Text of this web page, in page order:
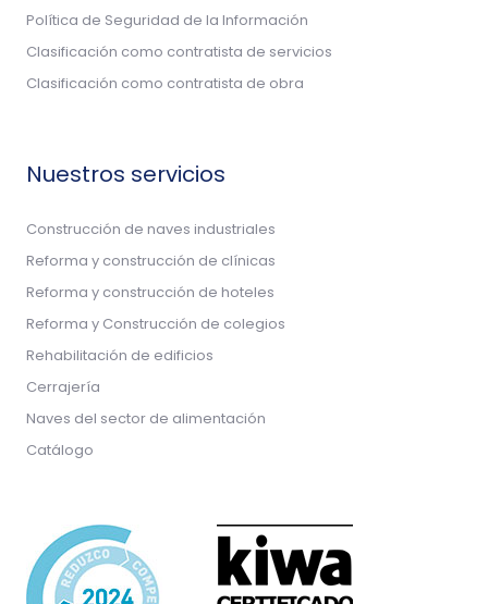
Política de Seguridad de la Información
Clasificación como contratista de servicios
Clasificación como contratista de obra
Nuestros servicios
Construcción de naves industriales
Reforma y construcción de clínicas
Reforma y construcción de hoteles
Reforma y Construcción de colegios
Rehabilitación de edificios
Cerrajería
Naves del sector de alimentación
Catálogo